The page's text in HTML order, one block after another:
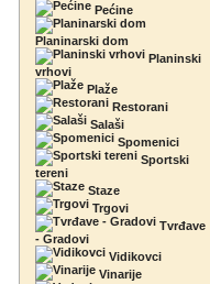
Pećine
Planinarski dom
Planinski
vrhovi
Plaže
Restorani
Salaši
Spomenici
Sportski
tereni
Staze
Trgovi
Tvrđave
- Gradovi
Vidikovci
Vinarije